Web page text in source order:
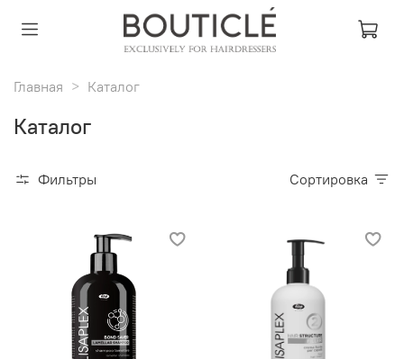
Главная Каталог
Каталог
Фильтры Сортировка